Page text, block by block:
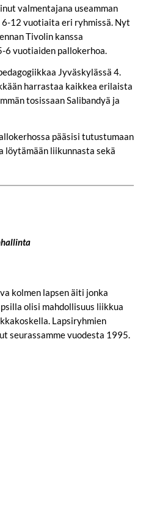
valmentajana useamman
12 vuotiaita eri ryhmissä. Nyt
Tivolin kanssa
vuotiaiden pallokerhoa.
Jyväskylässä 4.
harrastaa kaikkea erilaista
tosissaan Salibandyä ja
pääsisi tutustumaan
löytämään liikunnasta sekä
kolmen lapsen äiti jonka
olisi mahdollisuus liikkua
Lapsiryhmien
seurassamme vuodesta 1995.